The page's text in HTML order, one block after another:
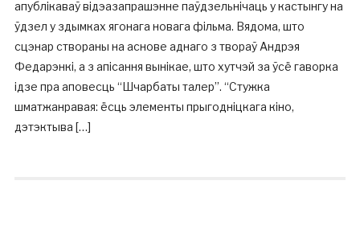
апублікаваў відэазапрашэнне паўдзельнічаць у кастынгу на
ўдзел у здымках ягонага новага фільма. Вядома, што
сцэнар створаны на аснове аднаго з твораў Андрэя
Федарэнкі, а з апісання вынікае, што хутчэй за ўсё гаворка
ідзе пра аповесць “Шчарбаты талер”. “Стужка
шматжанравая: ёсць элементы прыгодніцкага кіно,
дэтэктыва […]